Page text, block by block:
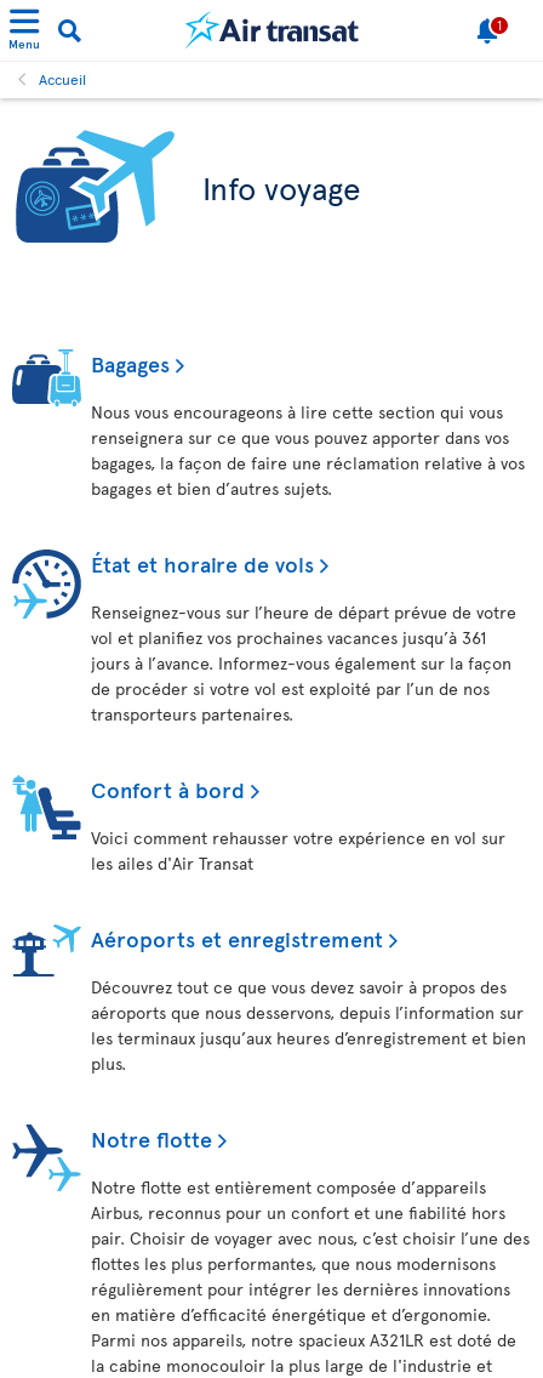
Menu
1
Accueil
Info voyage
Bagages
Nous vous encourageons à lire cette section qui vous
renseignera sur ce que vous pouvez apporter dans vos
bagages, la façon de faire une réclamation relative à vos
bagages et bien d’autres sujets.
État et horaire de vols
Renseignez-vous sur l’heure de départ prévue de votre
vol et planifiez vos prochaines vacances jusqu’à 361
jours à l’avance. Informez-vous également sur la façon
de procéder si votre vol est exploité par l’un de nos
transporteurs partenaires.
Confort à bord
Voici comment rehausser votre expérience en vol sur
les ailes d'Air Transat
Aéroports et enregistrement
Découvrez tout ce que vous devez savoir à propos des
aéroports que nous desservons, depuis l’information sur
les terminaux jusqu’aux heures d’enregistrement et bien
plus.
Notre flotte
Notre flotte est entièrement composée d’appareils
Airbus, reconnus pour un confort et une fiabilité hors
pair. Choisir de voyager avec nous, c’est choisir l’une des
flottes les plus performantes, que nous modernisons
régulièrement pour intégrer les dernières innovations
en matière d’efficacité énergétique et d’ergonomie.
Parmi nos appareils, notre spacieux A321LR est doté de
la cabine monocouloir la plus large de l'industrie et